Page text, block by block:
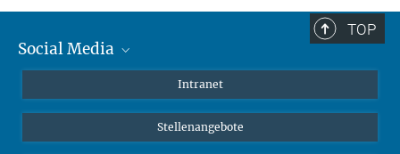
Teleskope
TOP
Social Media
Instagram
LinkedIn
Intranet
Stellenangebote